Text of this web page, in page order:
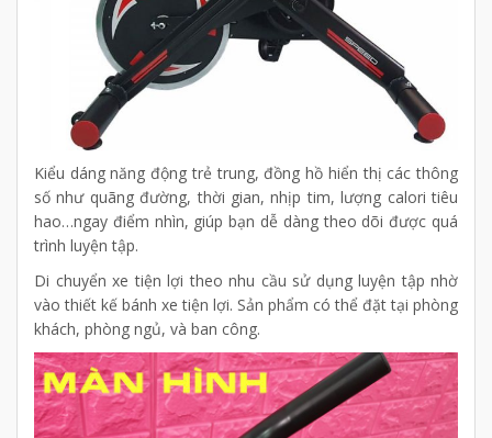
Kiểu dáng năng động trẻ trung, đồng hồ hiển thị các thông
số như quãng đường, thời gian, nhịp tim, lượng calori tiêu
hao…ngay điểm nhìn, giúp bạn dễ dàng theo dõi được quá
trình luyện tập.
Di chuyển xe tiện lợi theo nhu cầu sử dụng luyện tập nhờ
vào thiết kế bánh xe tiện lợi. Sản phẩm có thể đặt tại phòng
khách, phòng ngủ, và ban công.